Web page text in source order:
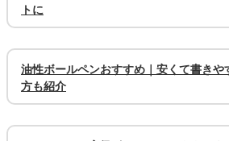
トに
油性ボールペンおすすめ｜安くて書きや
方も紹介